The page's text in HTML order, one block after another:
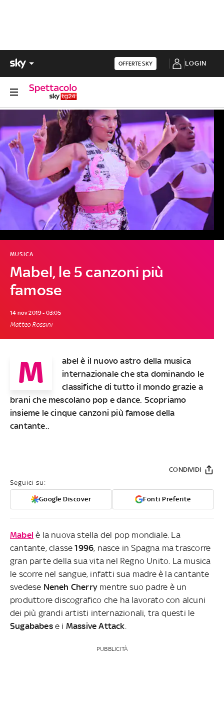
OFFERTE SKY LOGIN
Mabel, le 5 canzoni più
famose
MUSICA
14 nov 2019 - 03:05
Matteo Rossini
M abel è il nuovo astro della musica
internazionale che sta dominando le
classifiche di tutto il mondo grazie a
brani che mescolano pop e dance. Scopriamo
insieme le cinque canzoni più famose della
cantante..
Seguici su:
Google Discover Fonti Preferite
CONDIVIDI
Mabel è la nuova stella del pop mondiale. La
cantante, classe1996, nasce in Spagna ma trascorre
gran parte della sua vita nel Regno Unito. La musica
le scorre nel sangue, infatti sua madre è la cantante
svedese Neneh Cherry mentre suo padre è un
produttore discografico che ha lavorato con alcuni
dei più grandi artisti internazionali, tra questi le
Sugababese i Massive Attack
PUBBLICITÀ